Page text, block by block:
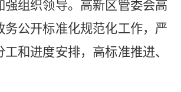
强组织领导。 高新区管委会高
务公开标准化规范化工作，严
和进度安排，高标准推进、